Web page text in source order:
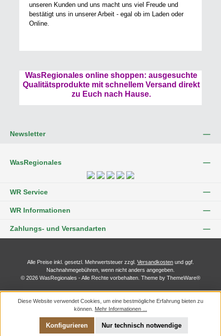
unseren Kunden und uns macht uns viel Freude und
bestätigt uns in unserer Arbeit - egal ob im Laden oder
Online.
WasRegionales online shoppen: ausgesuchte
Qualitätsprodukte mit schnellem Versand direkt
zu Euch nach Hause.
Newsletter
WasRegionales
WR Service
WR Informationen
Zahlungs- und Versandarten
Alle Preise inkl. gesetzl. Mehrwertsteuer zzgl. Versandkosten und ggf.
Nachnahmegebühren, wenn nicht anders angegeben.
© 2026 WasRegionales - Alle Rechte vorbehalten. Theme by ThemeWare®
Diese Website verwendet Cookies, um eine bestmögliche Erfahrung bieten zu
können. Mehr Informationen ...
Nur technisch notwendige
Konfigurieren